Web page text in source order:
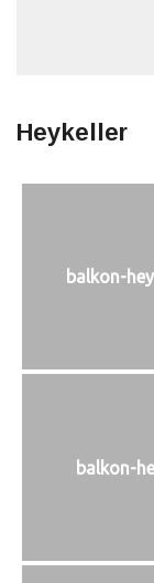
Heykeller
balkon-
balkon-